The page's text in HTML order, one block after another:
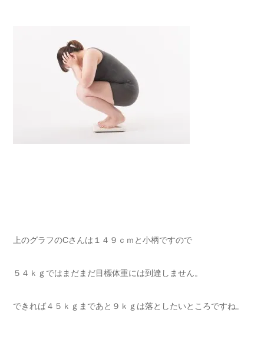
上のグラフのCさんは１４９ｃｍと小柄ですので
５４ｋｇではまだまだ目標体重には到達しません。
できれば４５ｋｇまであと９ｋｇは落としたいところですね。